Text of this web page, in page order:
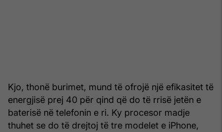
Kjo, thonë burimet, mund të ofrojë një efikasitet të
energjisë prej 40 për qind që do të rrisë jetën e
baterisë në telefonin e ri. Ky procesor madje
thuhet se do të drejtoj të tre modelet e iPhone,